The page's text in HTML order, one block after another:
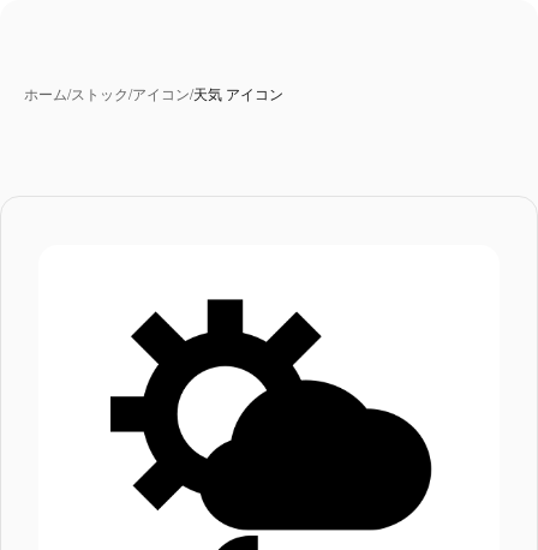
ホーム/ストック/アイコン/天気 アイコン